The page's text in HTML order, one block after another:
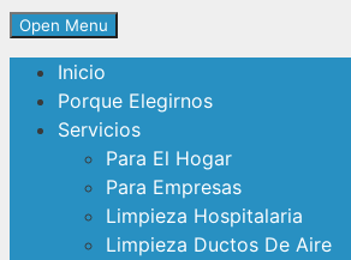
Open Menu
Inicio
Porque Elegirnos
Servicios
Para El Hogar
Para Empresas
Limpieza Hospitalaria
Limpieza Ductos De Aire